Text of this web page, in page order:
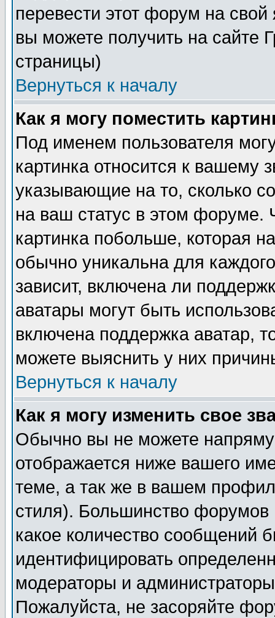
перевести этот форум на
вы можете получить на сайте
страницы)
Вернуться к началу
Как я могу поместить
Под именем пользователя
картинка относится к вашему
указывающие на то, сколько
на ваш статус в этом форуме.
картинка побольше, которая
обычно уникальна для
зависит, включена ли
аватары могут быть
включена поддержка аватар,
можете выяснить у них
Вернуться к началу
Как я могу изменить свое
Обычно вы не можете
отображается ниже вашего
теме, а так же в вашем
стиля). Большинство форумов
какое количество сообщений
идентифицировать
модераторы и
Пожалуйста, не засоряйте